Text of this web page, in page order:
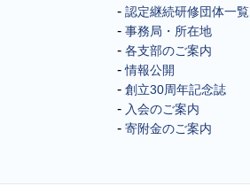
認定継続研修団体一覧
事務局・所在地
各支部のご案内
情報公開
創立30周年記念誌
入会のご案内
寄附金のご案内